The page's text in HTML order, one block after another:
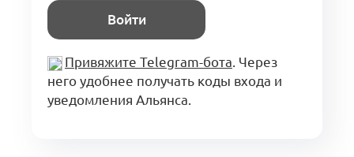
Войти
Привяжите Telegram-бота. Через
него удобнее получать коды входа и
уведомления Альянса.